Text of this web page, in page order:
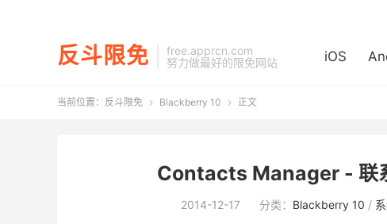
反斗限免
free.apprcn.com
努力做最好的限免网站
iOS
当前位置： 反斗限免  Blackberry 10  正文
Contacts Manager - 联
2014-12-17 分类： Blackberry 10 /